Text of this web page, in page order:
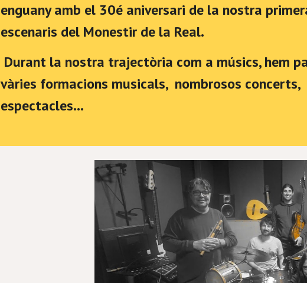
enguany amb el 30é aniversari de la nostra
escenaris del Monestir de la Real.
Durant la nostra trajectòria com a músics, hem
vàries formacions musicals, nombrosos
espectacles…